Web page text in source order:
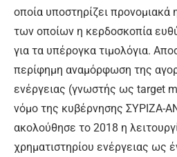
οποία υποστηρίζει
των οποίων η κερδοσκοπία
για τα υπέρογκα τιμολόγια.
περίφημη αναμόρφωση της
ενέργειας (γνωστής ως target
νόμο της κυβέρνησης ΣΥΡΙΖΑ-
ακολούθησε το 2018 η
χρηματιστηρίου ενέργειας ως